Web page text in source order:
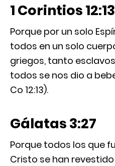
1 Corintios 12:13
Porque por un solo
todos en un solo
griegos, tanto
todos se nos dio a
Co 12:13).
Gálatas 3:27
Porque todos los que
Cristo se han